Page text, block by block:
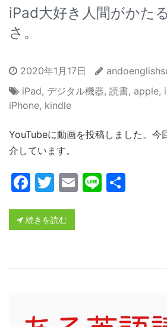
iPad大好き人間がかた
さ。
2020年1月17日
iPad, デジタル機器, 読書, apple,
iPhone, kindle
YouTubeに動画を投稿しました。今
介しています。
Facebook
Twitter
Email
Line
続きを読む